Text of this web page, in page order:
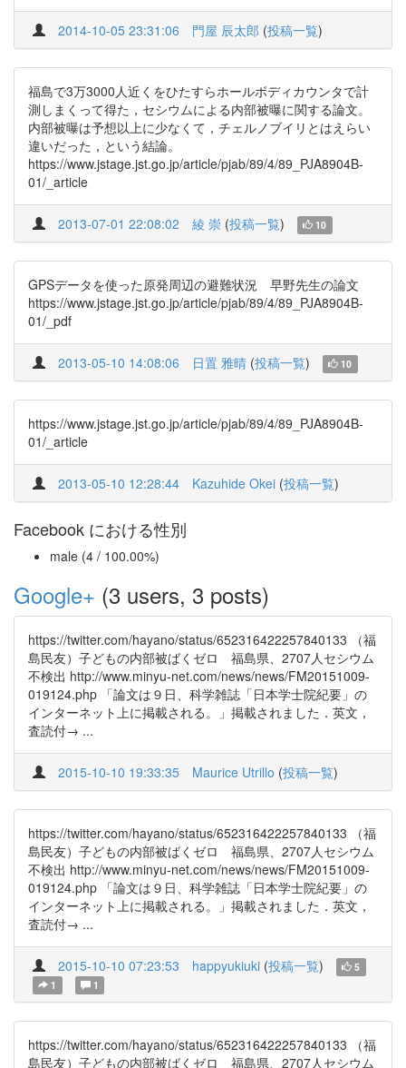
2014-10-05 23:31:06 門屋 辰太郎 (投稿一覧)
福島で3万3000人近くをひたすらホールボディカウンタで計
測しまくって得た，セシウムによる内部被曝に関する論文。
内部被曝は予想以上に少なくて，チェルノブイリとはえらい
違いだった，という結論。
https://www.jstage.jst.go.jp/article/pjab/89/4/89_PJA8904B-
01/_article
2013-07-01 22:08:02 綾 崇 (投稿一覧) 10
GPSデータを使った原発周辺の避難状況 早野先生の論文
https://www.jstage.jst.go.jp/article/pjab/89/4/89_PJA8904B-
01/_pdf
2013-05-10 14:08:06 日置 雅晴 (投稿一覧) 10
https://www.jstage.jst.go.jp/article/pjab/89/4/89_PJA8904B-
01/_article
2013-05-10 12:28:44 Kazuhide Okei (投稿一覧)
Facebook における性別
male (4 / 100.00%)
Google+ (3 users, 3 posts)
https://twitter.com/hayano/status/652316422257840133 （福
島民友）子どもの内部被ばくゼロ 福島県、2707人セシウム
不検出 http://www.minyu-net.com/news/news/FM20151009-
019124.php 「論文は９日、科学雑誌「日本学士院紀要」の
インターネット上に掲載される。」掲載されました．英文，
査読付→ ...
2015-10-10 19:33:35 Maurice Utrillo (投稿一覧)
https://twitter.com/hayano/status/652316422257840133 （福
島民友）子どもの内部被ばくゼロ 福島県、2707人セシウム
不検出 http://www.minyu-net.com/news/news/FM20151009-
019124.php 「論文は９日、科学雑誌「日本学士院紀要」の
インターネット上に掲載される。」掲載されました．英文，
査読付→ ...
2015-10-10 07:23:53 happyukiuki (投稿一覧)
5
1
1
https://twitter.com/hayano/status/652316422257840133 （福
島民友）子どもの内部被ばくゼロ 福島県、2707人セシウム